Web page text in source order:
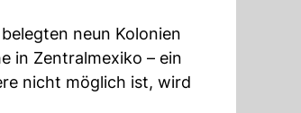
neun Kolonien
in Zentralmexiko – ein
nicht möglich ist, wird